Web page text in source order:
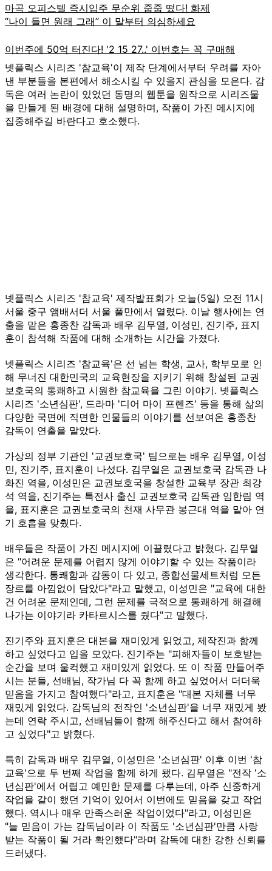
넷플릭스 시리즈 '참교육'이 제작 단계에서부터 우려를 자아
낸 부분들을 본편에서 해소시킬 수 있을지 관심을 모은다. 감
독은 여러 논란이 있었던 동명의 웹툰을 원작으로 시리즈물
을 만들게 된 배경에 대해 설명하며, 작품이 가진 메시지에
집중해주길 바란다고 호소했다.
넷플릭스 시리즈 '참교육' 제작발표회가 오늘(5일) 오전 11시
서울 중구 앰배서더 서울 풀만에서 열렸다. 이날 행사에는 연
출을 맡은 홍종찬 감독과 배우 김무열, 이성민, 진기주, 표지
훈이 참석해 작품에 대해 소개하는 시간을 가졌다.
넷플릭스 시리즈 '참교육'은 선 넘는 학생, 교사, 학부모로 인
해 무너진 대한민국의 교육현장을 지키기 위해 창설된 교권
보호국의 통쾌하고 시원한 참교육을 그린 이야기. 넷플릭스
시리즈 '소년심판', 드라마 '디어 마이 프렌즈' 등을 통해 삶의
다양한 국면에 직면한 인물들의 이야기를 선보여온 홍종찬
감독이 연출을 맡았다.
가상의 정부 기관인 '교권보호국' 팀으로는 배우 김무열, 이성
민, 진기주, 표지훈이 나섰다. 김무열은 교권보호국 감독관 나
화진 역을, 이성민은 교권보호국을 창설한 교육부 장관 최강
석 역을, 진기주는 특전사 출신 교권보호국 감독관 임한림 역
을, 표지훈은 교권보호국의 천재 사무관 봉근대 역을 맡아 연
기 호흡을 맞췄다.
배우들은 작품이 가진 메시지에 이끌렸다고 밝혔다. 김무열
은 "어려운 문제를 어렵지 않게 이야기할 수 있는 작품이라
생각한다. 통쾌함과 감동이 다 있고, 종합선물세트처럼 모든
장르를 아낌없이 담았다"라고 말했고, 이성민은 "교육에 대한
건 어려운 문제인데, 그런 문제를 극적으로 통쾌하게 해결해
나가는 이야기라 카타르시스를 줬다"고 말했다.
진기주와 표지훈은 대본을 재미있게 읽었고, 제작진과 함께
하고 싶었다고 입을 모았다. 진기주는 "피해자들이 보호받는
순간을 보며 울컥했고 재미있게 읽었다. 또 이 작품 만들어주
시는 분들, 선배님, 작가님 다 꼭 함께 하고 싶었어서 더더욱
믿음을 가지고 참여했다"라고, 표지훈은 "대본 자체를 너무
재밌게 읽었다. 감독님의 전작인 '소년심판'을 너무 재밌게 봤
는데 연락 주시고, 선배님들이 함께 해주신다고 해서 참여하
고 싶었다"고 밝혔다.
특히 감독과 배우 김무열, 이성민은 '소년심판' 이후 이번 '참
교육'으로 두 번째 작업을 함께 하게 됐다. 김무열은 "전작 '소
년심판'에서 어렵고 예민한 문제를 다루는데, 아주 신중하게
작업을 같이 했던 기억이 있어서 이번에도 믿음을 갖고 작업
했다. 역시나 매우 만족스러운 작업이었다"라고, 이성민은
"늘 믿음이 가는 감독님이라 이 작품도 '소년심판'만큼 사랑
받는 작품이 될 거라 확인했다"라며 감독에 대한 강한 신뢰를
드러냈다.